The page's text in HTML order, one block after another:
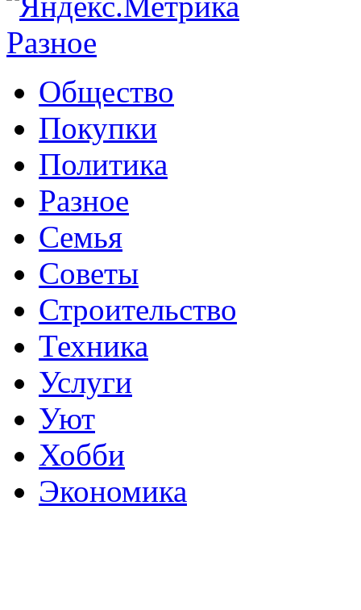
Разное
Общество
Покупки
Политика
Разное
Семья
Советы
Строительство
Техника
Услуги
Уют
Хобби
Экономика